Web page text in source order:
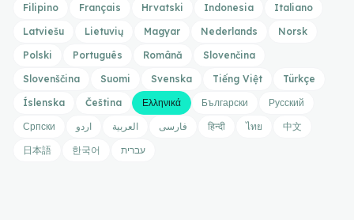
Filipino
Français Hrvatski Indonesia
Italiano
Latviešu
Lietuvių Magyar Nederlands
Norsk
Polski
Português Română
Slovenčina
Slovenščina
Suomi Svenska Tiếng Việt
Türkçe
Íslenska
Čeština Ελληνικά Български
Русский
Српски
اردو العربية فارسی हिन्दी ไทย
中文
日本語
한국어 עברית